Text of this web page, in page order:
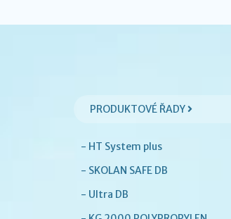
PRODUKTOVÉ ŘADY
- HT System plus
- SKOLAN SAFE DB
- Ultra DB